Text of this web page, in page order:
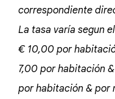
correspondiente
La tasa varía segun
€ 10,00 por
7,00 por habitación
por habitación & por